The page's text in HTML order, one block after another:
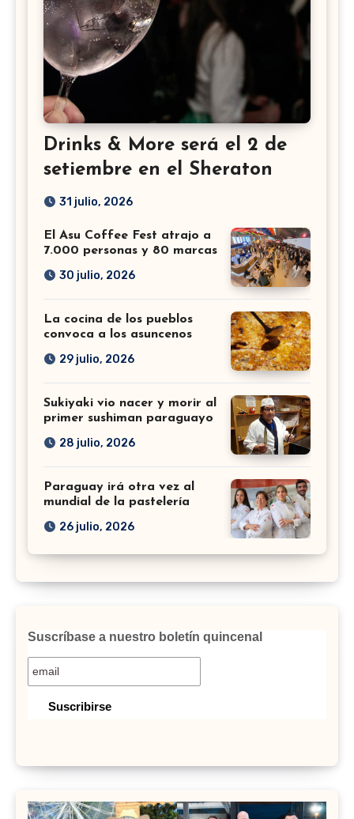
Drinks & More será el 2 de
setiembre en el Sheraton
31 julio, 2026
El Asu Coffee Fest atrajo a
7.000 personas y 80 marcas
30 julio, 2026
La cocina de los pueblos
convoca a los asuncenos
29 julio, 2026
Sukiyaki vio nacer y morir al
primer sushiman paraguayo
28 julio, 2026
Paraguay irá otra vez al
mundial de la pastelería
26 julio, 2026
Suscríbase a nuestro boletín quincenal